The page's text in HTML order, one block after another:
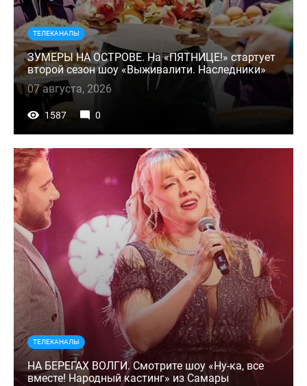
ТЕЛЕКАНАЛЫ
ЗУМЕРЫ НА ОСТРОВЕ. На «ПЯТНИЦЕ!» стартует
второй сезон шоу «Выживалити. Наследники»
07 августа, 2026
1587 0
ТЕЛЕКАНАЛЫ
НА БЕРЕГАХ ВОЛГИ. Смотрите шоу «Ну-ка, все
вместе! Народный кастинг» из Самары